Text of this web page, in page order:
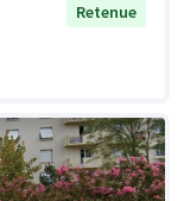
Retenue